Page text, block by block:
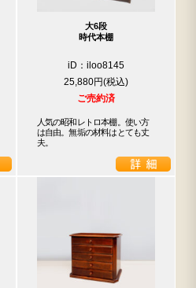
大6段
時代本棚
iD：iloo8145
25,880円
ご売約済
人気の昭和レトロ本棚。使い方
は自由。無垢の材料はとても丈
夫。